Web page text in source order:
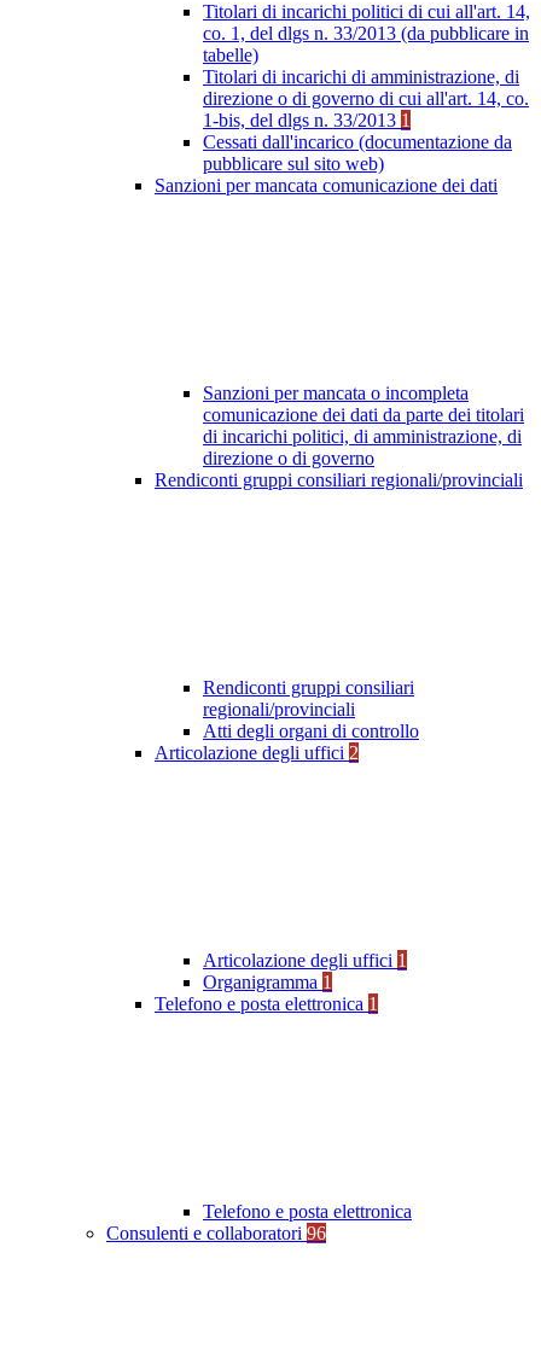
Titolari di incarichi politici di cui all'art. 14,
co. 1, del dlgs n. 33/2013 (da pubblicare in
tabelle)
Titolari di incarichi di amministrazione, di
direzione o di governo di cui all'art. 14, co.
1-bis, del dlgs n. 33/2013 1
Cessati dall'incarico (documentazione da
pubblicare sul sito web)
Sanzioni per mancata comunicazione dei dati
Sanzioni per mancata o incompleta
comunicazione dei dati da parte dei titolari
di incarichi politici, di amministrazione, di
direzione o di governo
Rendiconti gruppi consiliari regionali/provinciali
Rendiconti gruppi consiliari
regionali/provinciali
Atti degli organi di controllo
Articolazione degli uffici 2
Articolazione degli uffici 1
Organigramma 1
Telefono e posta elettronica 1
Telefono e posta elettronica
Consulenti e collaboratori 96